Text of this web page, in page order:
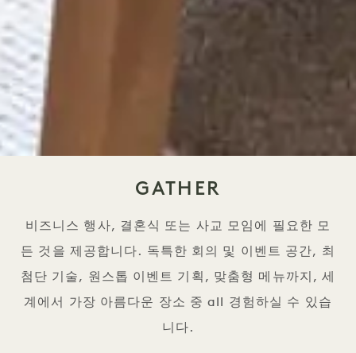
GATHER
비즈니스 행사, 결혼식 또는 사교 모임에 필요한 모
든 것을 제공합니다. 독특한 회의 및 이벤트 공간, 최
첨단 기술, 원스톱 이벤트 기획, 맞춤형 메뉴까지, 세
계에서 가장 아름다운 장소 중 all 경험하실 수 있습
니다.